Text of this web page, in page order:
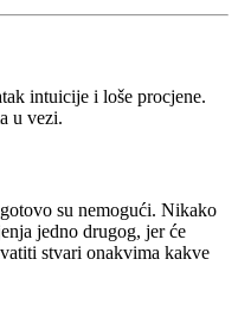
intuicije i loše procjene.
u vezi.
su nemogući. Nikako
jedno drugog, jer će
stvari onakvima kakve